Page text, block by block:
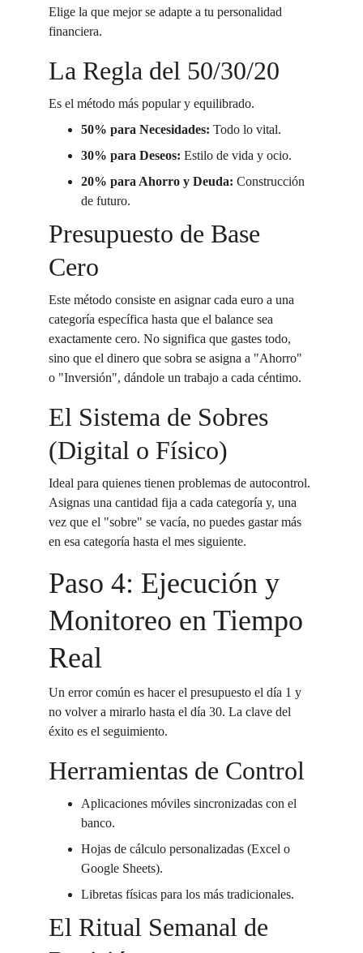
Elige la que mejor se adapte a tu personalidad
financiera.
La Regla del 50/30/20
Es el método más popular y equilibrado.
50% para Necesidades: Todo lo vital.
30% para Deseos: Estilo de vida y ocio.
20% para Ahorro y Deuda: Construcción
de futuro.
Presupuesto de Base
Cero
Este método consiste en asignar cada euro a una
categoría específica hasta que el balance sea
exactamente cero. No significa que gastes todo,
sino que el dinero que sobra se asigna a "Ahorro"
o "Inversión", dándole un trabajo a cada céntimo.
El Sistema de Sobres
(Digital o Físico)
Ideal para quienes tienen problemas de autocontrol.
Asignas una cantidad fija a cada categoría y, una
vez que el "sobre" se vacía, no puedes gastar más
en esa categoría hasta el mes siguiente.
Paso 4: Ejecución y
Monitoreo en Tiempo
Real
Un error común es hacer el presupuesto el día 1 y
no volver a mirarlo hasta el día 30. La clave del
éxito es el seguimiento.
Herramientas de Control
Aplicaciones móviles sincronizadas con el
banco.
Hojas de cálculo personalizadas (Excel o
Google Sheets).
Libretas físicas para los más tradicionales.
El Ritual Semanal de